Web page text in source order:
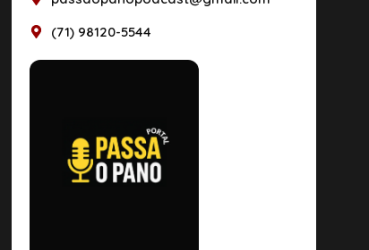
(71) 98120-5544